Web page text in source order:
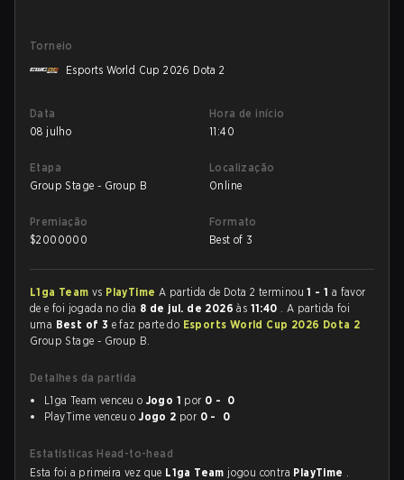
Torneio
Esports World Cup 2026 Dota 2
Data
08 julho
Hora de início
11:40
Etapa
Group Stage - Group B
Localização
Online
Premiação
$2000000
Formato
Best of 3
L1ga Team vs PlayTime A partida de Dota 2 terminou1 - 1 a favor
dee foi jogada no dia 8 de jul. de 2026às 11:40 . A partida foi
uma Best of 3 e faz parte do Esports World Cup 2026 Dota 2
Group Stage - Group B.
Detalhes da partida
L1ga Team venceu o Jogo 1 por 0 - 0
PlayTime venceu oJogo 2 por 0 - 0
Estatísticas Head-to-head
Esta foi a primeira vez que L1ga Team jogou contra PlayTime .